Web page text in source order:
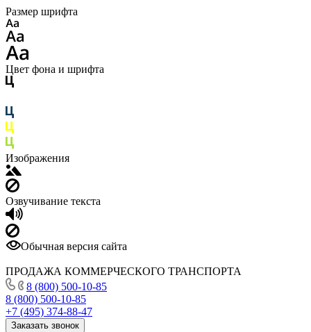
Размер шрифта
Цвет фона и шрифта
Изображения
Озвучивание текста
Обычная версия сайта
ПРОДАЖА КОММЕРЧЕСКОГО ТРАНСПОРТА
8 (800) 500-10-85
8 (800) 500-10-85
+7 (495) 374-88-47
Заказать звонок